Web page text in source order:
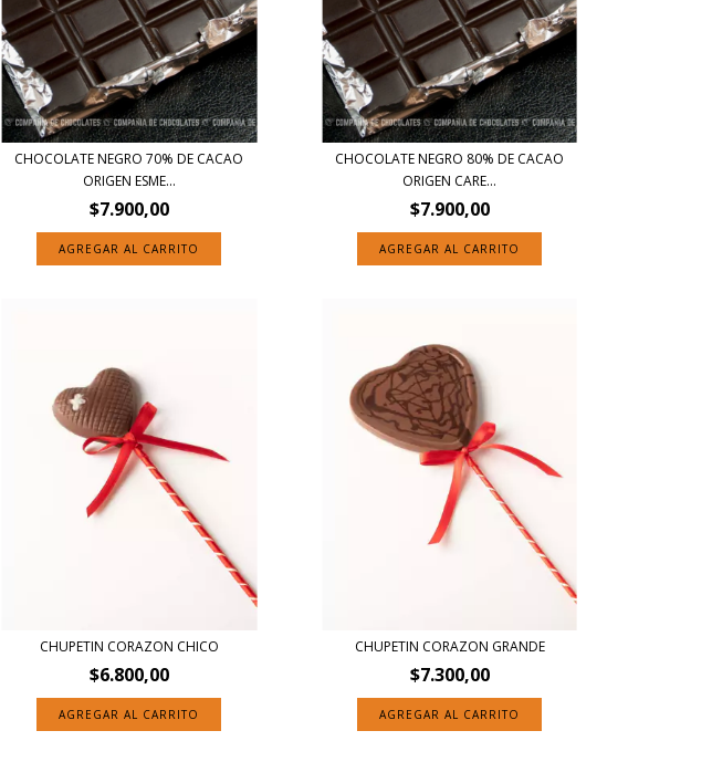
CHOCOLATE NEGRO 70% DE CACAO
ORIGEN ESME...
$7.900,00
AGREGAR AL CARRITO
CHOCOLATE NEGRO 80% DE CACAO
ORIGEN CARE...
$7.900,00
AGREGAR AL CARRITO
CHUPETIN CORAZON CHICO
$6.800,00
CHUPETIN CORAZON GRANDE
$7.300,00